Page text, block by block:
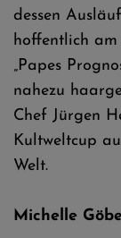
dessen
hoffentlich am
„Papes
nahezu
Chef Jürgen
Kultweltcup
Welt.
Michelle